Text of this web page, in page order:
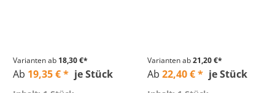
Varianten ab 18,30 €*
Ab 19,35 € * je Stück
Varianten ab21,20 €*
Ab 22,40 € * je Stück